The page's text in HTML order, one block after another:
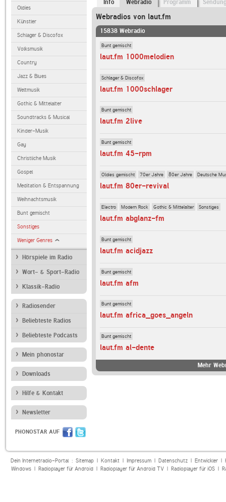
Oldies
Künstler
Schlager & Discofox
Volksmusik
Country
Jazz & Blues
Weltmusik
Gothic & Mittelalter
Soundtracks & Musical
Kinder-Musik
Gay
Christliche Musik
Gospel
Meditation & Entspannung
Weihnachtsmusik
Bunt gemischt
Sonstiges
Weniger Genres
Hörspiele im Radio
Wort- & Sport-Radio
Klassik-Radio
Radiosender
Beliebteste Radios
Beliebteste Podcasts
Mein phonostar
Downloads
Hilfe & Kontakt
Newsletter
PHONOSTAR AUF
Info Webradio Programm
Webradios von laut.fm
15838 Webradio
Bunt gemischt
laut.fm 1000melodien
Schlager & Discofox
laut.fm 1000schlager
Bunt gemischt
laut.fm 2live
Bunt gemischt
laut.fm 45-rpm
Oldies gemischt 70er Jahre 80er Jahre Deutsche
laut.fm 80er-revival
Electro Modern Rock Gothic & Mittelalter Sonstiges
laut.fm abglanz-fm
Bunt gemischt
laut.fm acidjazz
Bunt gemischt
laut.fm afm
Bunt gemischt
laut.fm africa_goes_angeln
Bunt gemischt
laut.fm al-dente
Mehr
Dein Internetradio-Portal : Sitemap| Kontakt| Impressum| Datenschutz| Entwickler|
Windows| Radioplayer für Android| Radioplayer für Android TV| Radioplayer für iOS|